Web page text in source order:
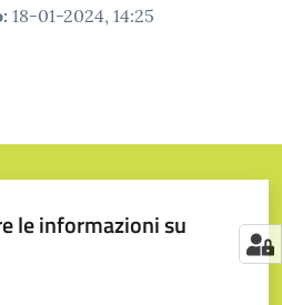
: 18-01-2024, 14:25
le informazioni su